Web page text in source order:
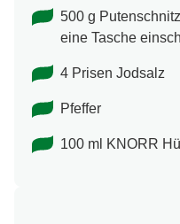
500 g
eine Tasche
4 Prisen Jodsalz
Pfeffer
100 ml KNORR